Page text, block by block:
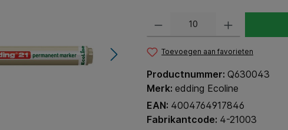
Toevoegen aan favorieten
Productnummer: Q630043
Merk: edding Ecoline
EAN: 4004764917846
Fabrikantcode: 4-21003